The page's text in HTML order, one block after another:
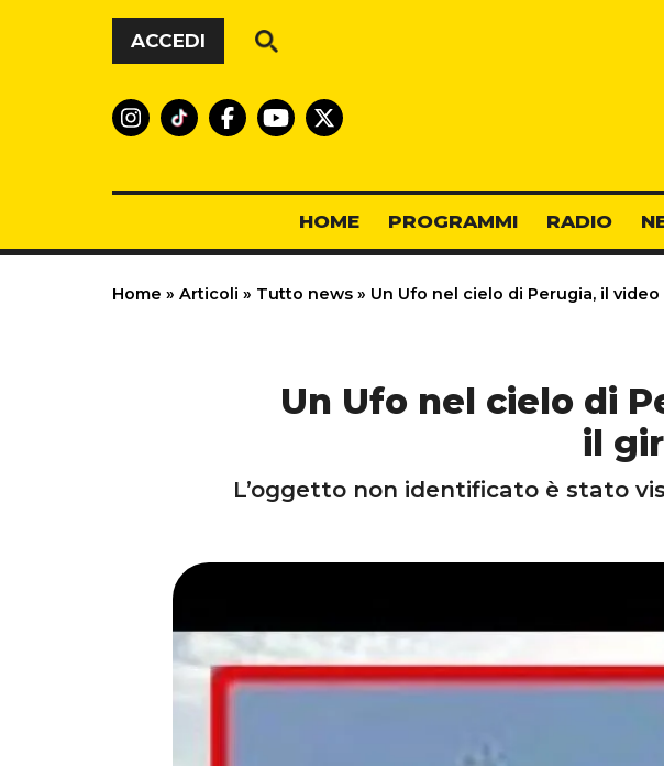
Vai al contenuto
ACCEDI
HOME PROGRAMMI RADIO
Home » Articoli » Tutto news » Un Ufo nel cielo di Perugia, il
Un Ufo nel cielo di
il
L’oggetto non identificato è stato